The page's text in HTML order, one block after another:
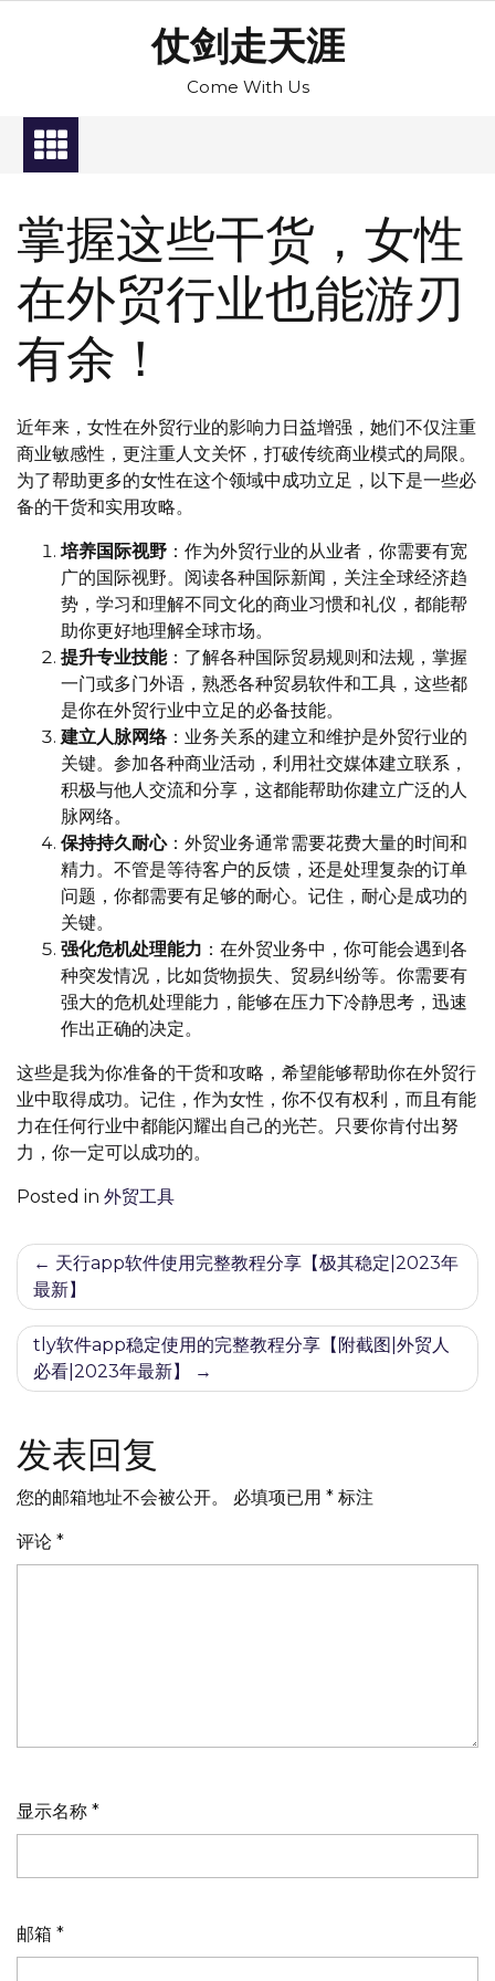
仗剑走天涯
Come With Us
掌握这些干货，女性
在外贸行业也能游刃
有余！
近年来，女性在外贸行业的影响力日益增强，她们不仅注重
商业敏感性，更注重人文关怀，打破传统商业模式的局限。
为了帮助更多的女性在这个领域中成功立足，以下是一些必
备的干货和实用攻略。
培养国际视野 ：作为外贸行业的从业者，你需要有宽
广的国际视野。阅读各种国际新闻，关注全球经济趋
势，学习和理解不同文化的商业习惯和礼仪，都能帮
助你更好地理解全球市场。
提升专业技能：了解各种国际贸易规则和法规，掌握
一门或多门外语，熟悉各种贸易软件和工具，这些都
是你在外贸行业中立足的必备技能。
建立人脉网络：业务关系的建立和维护是外贸行业的
关键。参加各种商业活动，利用社交媒体建立联系，
积极与他人交流和分享，这都能帮助你建立广泛的人
脉网络。
保持持久耐心：外贸业务通常需要花费大量的时间和
精力。不管是等待客户的反馈，还是处理复杂的订单
问题，你都需要有足够的耐心。记住，耐心是成功的
关键。
强化危机处理能力 ：在外贸业务中，你可能会遇到各
种突发情况，比如货物损失、贸易纠纷等。你需要有
强大的危机处理能力，能够在压力下冷静思考，迅速
作出正确的决定。
这些是我为你准备的干货和攻略，希望能够帮助你在外贸行
业中取得成功。记住，作为女性，你不仅有权利，而且有能
力在任何行业中都能闪耀出自己的光芒。只要你肯付出努
力，你一定可以成功的。
Posted in 外贸工具
文
章
导
航
天行app软件使用完整教程分享【极其稳定|2023年
最新】
tly软件app稳定使用的完整教程分享【附截图|外贸人
必看|2023年最新】
发表回复
您的邮箱地址不会被公开。 必填项已用 * 标注
评论 *
显示名称 *
邮箱 *